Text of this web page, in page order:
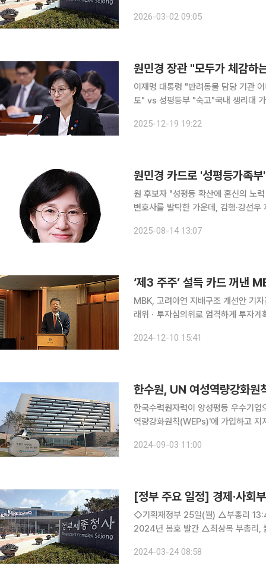
△개정 노동조합법 시행 관련 관계장
2026-03-02 09:05
원민경 장관 "모두가 체감하
이재명 대통령 "반려동물 담당 기관
토" vs 성평등부 "숙고"국내 생리대 가격
혔다. 19일 서울 종로구 정부서울
2025-12-19 19:22
원민경 카드로 '성평등가족
원 후보자 "성평등 확산에 혼신의 노력 다할 것" 이재명 대통령이 여성가족부
변호사를 발탁한 가운데, 김행·강선
(원 후보자의) 경력을 보면, 여가부 정
2025-08-14 13:07
‘제3 주주’ 설득 카드 꺼낸
MBK, 고려아연 지배구조 개선안 기
래위ㆍ투자심의위로 엄격하게 투자계획
고 지적하면서 △주식 액면분할 △자
2024-12-10 15:41
한수원, UN 여성역량강화
한국수력원자력이 양성평등 우수기업으로 성장하
역량강화원칙(WEPs)'에 가입하고 지지를 선언했다고
지역사회 내 여성 인권 증진을 통한
2024-09-03 11:00
[정부 주요 일정] 경제·사
◇기획재정부 25일(월) △부총리 13:40 늘봄학교 현장방문(비공개) △KOSTAT 통계플러스
2024년 봄호 발간 △최상목 부총리, 늘봄학교
사과 산지 방문(충북 보은) △‘25년
2024-03-24 08:58